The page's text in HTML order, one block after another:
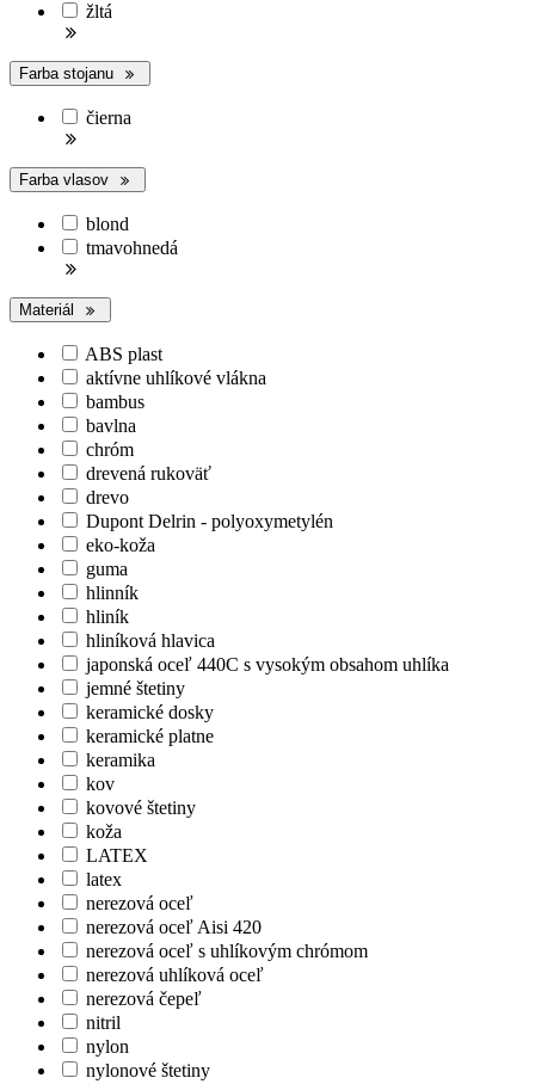
žltá
Farba stojanu
čierna
Farba vlasov
blond
tmavohnedá
Materiál
ABS plast
aktívne uhlíkové vlákna
bambus
bavlna
chróm
drevená rukoväť
drevo
Dupont Delrin - polyoxymetylén
eko-koža
guma
hlinník
hliník
hliníková hlavica
japonská oceľ 440C s vysokým obsahom uhlíka
jemné štetiny
keramické dosky
keramické platne
keramika
kov
kovové štetiny
koža
LATEX
latex
nerezová oceľ
nerezová oceľ Aisi 420
nerezová oceľ s uhlíkovým chrómom
nerezová uhlíková oceľ
nerezová čepeľ
nitril
nylon
nylonové štetiny